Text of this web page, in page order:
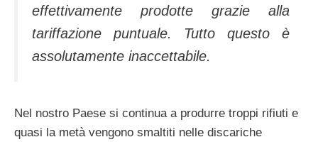
effettivamente prodotte grazie alla
tariffazione puntuale. Tutto questo è
assolutamente inaccettabile.
Nel nostro Paese si continua a produrre troppi rifiuti e
quasi la metà vengono smaltiti nelle discariche